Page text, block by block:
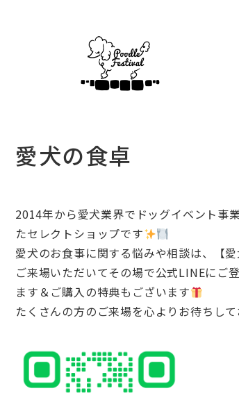
愛犬の食卓
2014年から愛犬業界でドッグイベント事
たセレクトショップです
愛犬のお食事に関する悩みや相談は、【
ご来場いただいてその場で公式LINEにご
ます＆ご購入の特典もございます
たくさんの方のご来場を心よりお待ちし